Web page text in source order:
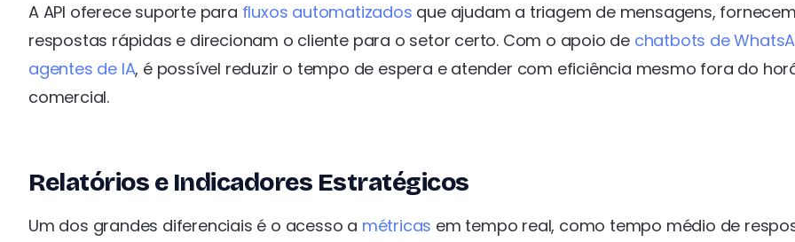
A API oferece suporte para fluxos automatizados que ajudam a triagem de mensagens, fornecem
respostas rápidas e direcionam o cliente para o setor certo. Com o apoio de chatbots de
agentes de IA, é possível reduzir o tempo de espera e atender com eficiência mesmo fora do
comercial.
Relatórios e Indicadores Estratégicos
Um dos grandes diferenciais é o acesso a métricas em tempo real, como tempo médio de